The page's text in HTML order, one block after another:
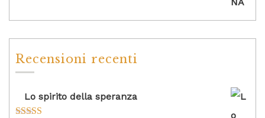
Recensioni recenti
Lo spirito della speranza